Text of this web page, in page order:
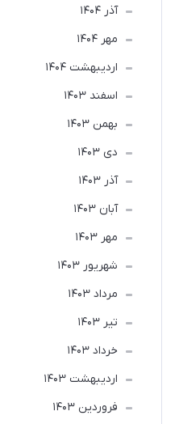
آذر 1404
مهر 1404
ارديبهشت 1404
اسفند 1403
بهمن 1403
دی 1403
آذر 1403
آبان 1403
مهر 1403
شهریور 1403
مرداد 1403
تير 1403
خرداد 1403
ارديبهشت 1403
فروردین 1403